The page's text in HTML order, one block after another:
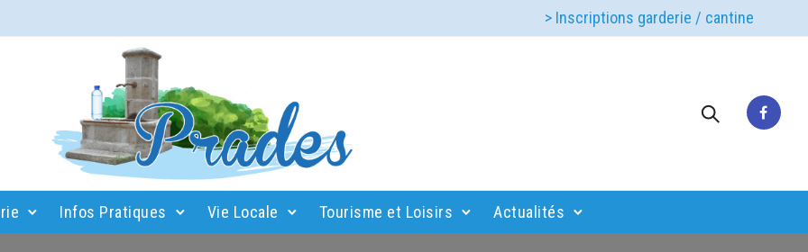
> Inscriptions garderie / cantine
Infos Pratiques Vie Locale Tourisme et Loisirs Actualités